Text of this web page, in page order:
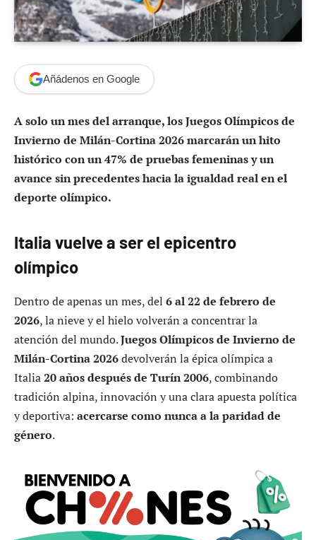
Añádenos en Google
A solo un mes del arranque, los Juegos Olímpicos de
Invierno de Milán-Cortina 2026 marcarán un hito
histórico con un 47% de pruebas femeninas y un
avance sin precedentes hacia la igualdad real en el
deporte olímpico.
Italia vuelve a ser el epicentro
olímpico
Dentro de apenas un mes, del 6 al 22 de febrero de
2026, la nieve y el hielo volverán a concentrar la
atención del mundo.Juegos Olímpicos de Invierno de
Milán-Cortina 2026devolverán la épica olímpica a
Italia20 años después de Turín 2006, combinando
tradición alpina, innovación y una clara apuesta política
y deportiva: acercarse como nunca a la paridad de
género.